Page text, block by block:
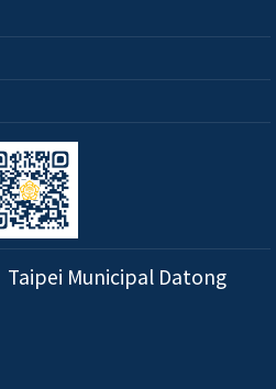
Taipei Municipal Datong